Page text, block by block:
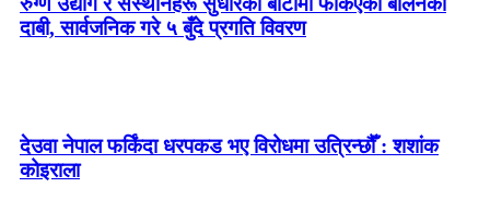
दाबी, सार्वजनिक गरे ५ बुँदे प्रगति विवरण
देउवा नेपाल फर्किंदा धरपकड भए विरोधमा उत्रिन्छौँ : शशांक
कोइराला